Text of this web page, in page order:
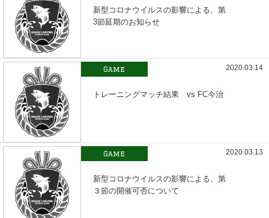
新型コロナウイルスの影響による、第
3節延期のお知らせ
Game 2020.03.14
トレーニングマッチ結果 vs FC今治
Game 2020.03.13
新型コロナウイルスの影響による、第
３節の開催可否について